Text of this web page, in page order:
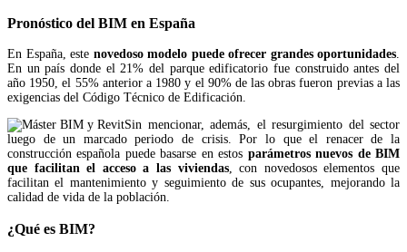
Pronóstico del BIM en España
En España, este novedoso modelo puede ofrecer grandes oportunidades.
En un país donde el 21% del parque edificatorio fue construido antes del
año 1950, el 55% anterior a 1980 y el 90% de las obras fueron previas a las
exigencias del Código Técnico de Edificación.
Sin mencionar, además, el resurgimiento del sector
luego de un marcado periodo de crisis. Por lo que el renacer de la
construcción española puede basarse en estos parámetros nuevos de BIM
que facilitan el acceso a las viviendas, con novedosos elementos que
facilitan el mantenimiento y seguimiento de sus ocupantes, mejorando la
calidad de vida de la población.
¿Qué es BIM?